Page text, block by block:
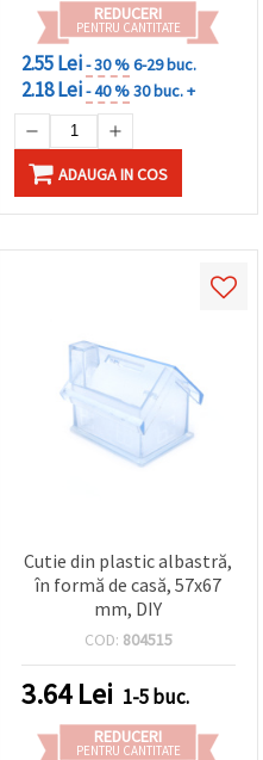
REDUCERI
PENTRU CANTITATE
2.55 Lei- 30 %6-29 buc.
2.18 Lei- 40 %30 buc. +
ADAUGA IN COS
Cutie din plastic albastră,
în formă de casă, 57x67
mm, DIY
COD: 804515
3.64Lei 1-5 buc.
REDUCERI
PENTRU CANTITATE